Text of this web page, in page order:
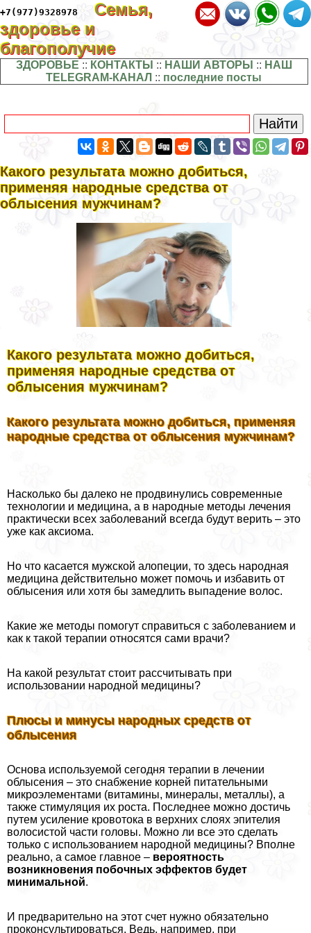
+7(977)9328978
Семья,
здоровье и
благополучие
ЗДОРОВЬЕ :: КОНТАКТЫ :: НАШИ АВТОРЫ :: НАШ
TELEGRAM-КАНАЛ :: последние посты
Какого результата можно добиться,
применяя народные средства от
облысения мужчинам?
Какого результата можно добиться,
применяя народные средства от
облысения мужчинам?
Какого результата можно добиться, применяя
народные средства от облысения мужчинам?
Насколько бы далеко не продвинулись современные
технологии и медицина, а в народные методы лечения
пpaктически всех заболеваний всегда будут верить – это
уже как аксиома.
Но что касается мужской алопеции, то здесь народная
медицина действительно может помочь и избавить от
облысения или хотя бы замедлить выпадение волос.
Какие же методы помогут справиться с заболеванием и
как к такой терапии относятся сами врачи?
На какой результат стоит рассчитывать при
использовании народной медицины?
Плюсы и минусы народных средств от
облысения
Основа используемой сегодня терапии в лечении
облысения – это снабжение корней питательными
микроэлементами (витамины, минералы, металлы), а
также стимуляция их роста. Последнее можно достичь
путем усиление кровотока в верхних слоях эпителия
волосистой части головы. Можно ли все это сделать
только с использованием народной медицины? Вполне
реально, а самое главное – вероятность
возникновения побочных эффектов будет
минимальной.
И предварительно на этот счет нужно обязательно
проконсультироваться. Ведь, например, при